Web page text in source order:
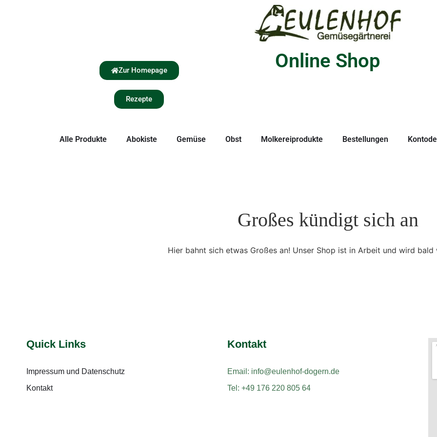
Zur Homepage
Rezepte
Online Shop
Alle Produkte Abokiste Gemüse Obst Molkereiprodukte Bestellungen
Großes kündigt sich an
Hier bahnt sich etwas Großes an! Unser Shop ist in Arbeit und wird
Quick Links
Impressum und Datenschutz
Kontakt
Kontakt
Email: info@eulenhof-dogern.de
Tel: +49 176 220 805 64